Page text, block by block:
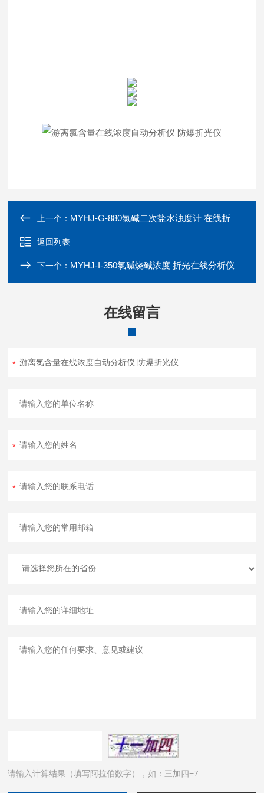
上一个： MYHJ-G-880氯碱二次盐水浊度计 在线折光仪浓度计
返回列表
下一个： MYHJ-I-350氯碱烧碱浓度 折光在线分析仪 自动告警清洗
在线留言
请输入计算结果（填写阿拉伯数字），如：三加四=7